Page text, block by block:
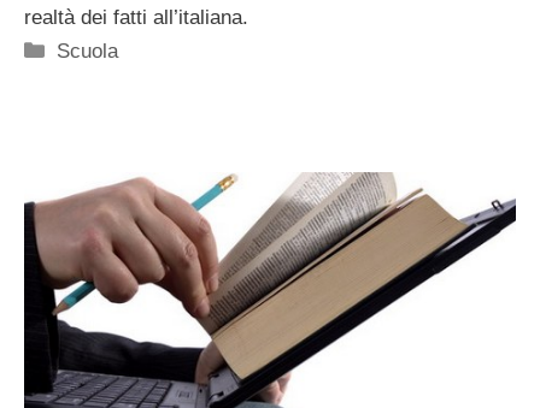
realtà dei fatti all’italiana.
Categorie
Scuola